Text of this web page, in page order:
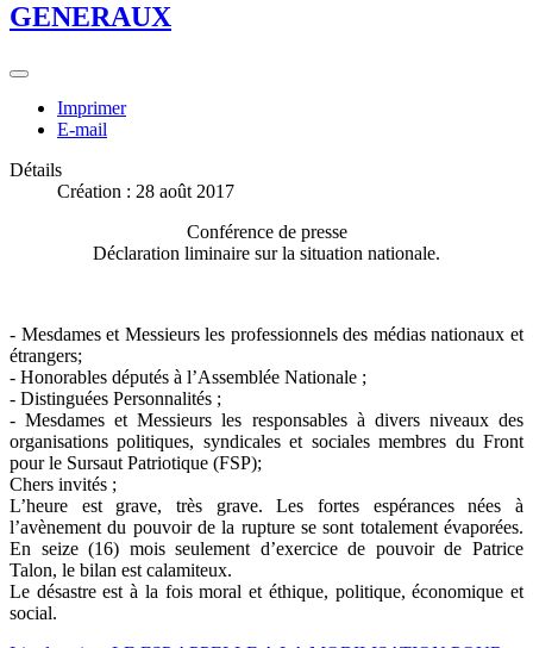
GENERAUX
Imprimer
E-mail
Détails
Création : 28 août 2017
Conférence de presse
Déclaration liminaire sur la situation nationale.
- Mesdames et Messieurs les professionnels des médias nationaux et
étrangers;
- Honorables députés à l’Assemblée Nationale ;
- Distinguées Personnalités ;
- Mesdames et Messieurs les responsables à divers niveaux des
organisations politiques, syndicales et sociales membres du Front
pour le Sursaut Patriotique (FSP);
Chers invités ;
L’heure est grave, très grave. Les fortes espérances nées à
l’avènement du pouvoir de la rupture se sont totalement évaporées.
En seize (16) mois seulement d’exercice de pouvoir de Patrice
Talon, le bilan est calamiteux.
Le désastre est à la fois moral et éthique, politique, économique et
social.